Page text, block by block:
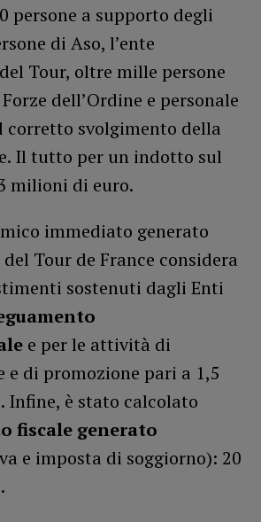
persone a supporto degli
di Aso, l’ente
Tour, oltre mille persone
dell’Ordine e personale
corretto svolgimento della
Il tutto per un indotto sul
milioni di euro.
immediato generato
Tour de France considera
sostenuti dagli Enti
e per le attività di
e di promozione pari a 1,5
Infine, è stato calcolato
fiscale generato
e imposta di soggiorno): 20